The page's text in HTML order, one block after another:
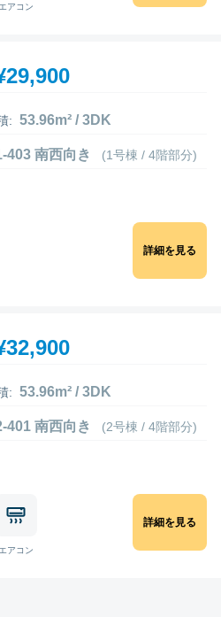
エアコン
: 53.96m² / 3DK
403 南西向き (1号棟 / 4階部分)
詳細を見る
: 53.96m² / 3DK
401 南西向き (2号棟 / 4階部分)
エアコン
詳細を見る